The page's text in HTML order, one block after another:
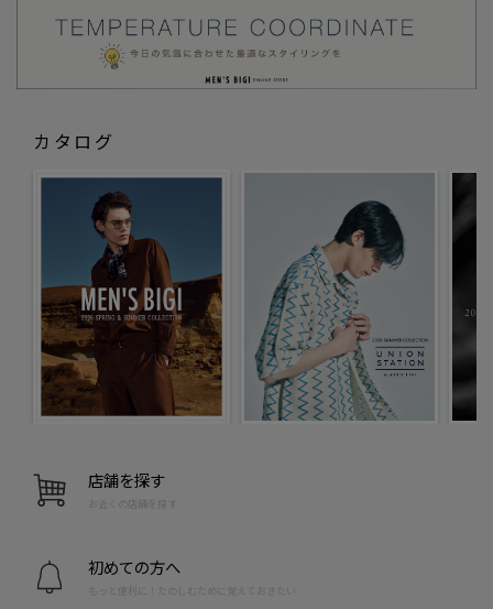
カタログ
店舗を探す
お近くの店舗を探す
初めての方へ
もっと便利に！たのしむために覚えておきたい